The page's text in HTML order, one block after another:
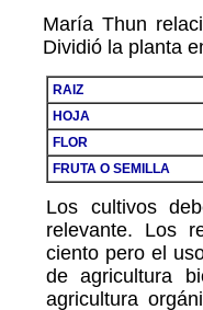
María Thun
Dividió la planta
RAIZ
HOJA
FLOR
FRUTA O SEMILLA
Los cultivos
relevante. Los
ciento pero el
de agricultura
agricultura